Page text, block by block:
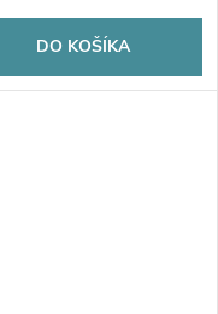
DO KOŠÍKA